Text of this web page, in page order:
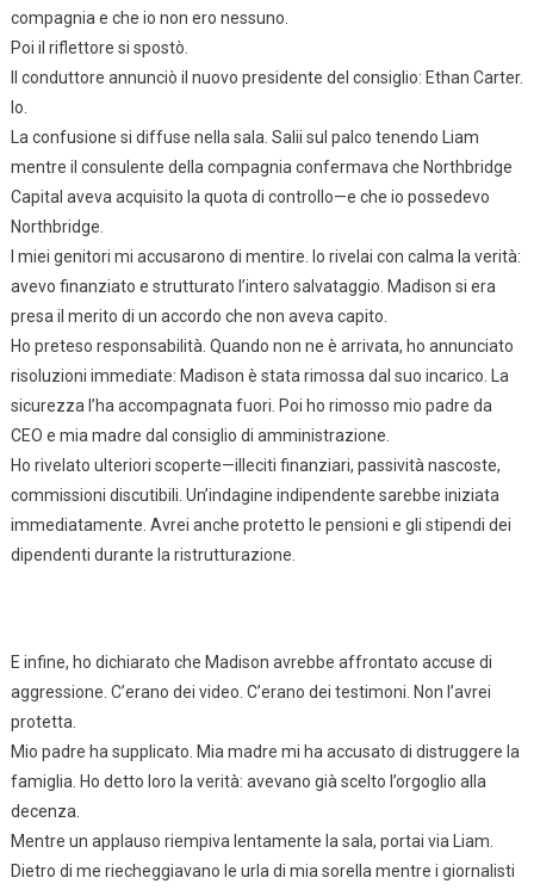
compagnia e che io non ero nessuno.
Poi il riflettore si spostò.
Il conduttore annunciò il nuovo presidente del consiglio: Ethan Carter.
Io.
La confusione si diffuse nella sala. Salii sul palco tenendo Liam
mentre il consulente della compagnia confermava che Northbridge
Capital aveva acquisito la quota di controllo—e che io possedevo
Northbridge.
I miei genitori mi accusarono di mentire. Io rivelai con calma la verità:
avevo finanziato e strutturato l’intero salvataggio. Madison si era
presa il merito di un accordo che non aveva capito.
Ho preteso responsabilità. Quando non ne è arrivata, ho annunciato
risoluzioni immediate: Madison è stata rimossa dal suo incarico. La
sicurezza l’ha accompagnata fuori. Poi ho rimosso mio padre da
CEO e mia madre dal consiglio di amministrazione.
Ho rivelato ulteriori scoperte—illeciti finanziari, passività nascoste,
commissioni discutibili. Un’indagine indipendente sarebbe iniziata
immediatamente. Avrei anche protetto le pensioni e gli stipendi dei
dipendenti durante la ristrutturazione.
E infine, ho dichiarato che Madison avrebbe affrontato accuse di
aggressione. C’erano dei video. C’erano dei testimoni. Non l’avrei
protetta.
Mio padre ha supplicato. Mia madre mi ha accusato di distruggere la
famiglia. Ho detto loro la verità: avevano già scelto l’orgoglio alla
decenza.
Mentre un applauso riempiva lentamente la sala, portai via Liam.
Dietro di me riecheggiavano le urla di mia sorella mentre i giornalisti